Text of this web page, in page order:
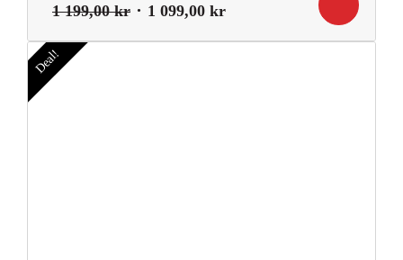
1 199,00kr Det1 099,00 krDet
Deal!